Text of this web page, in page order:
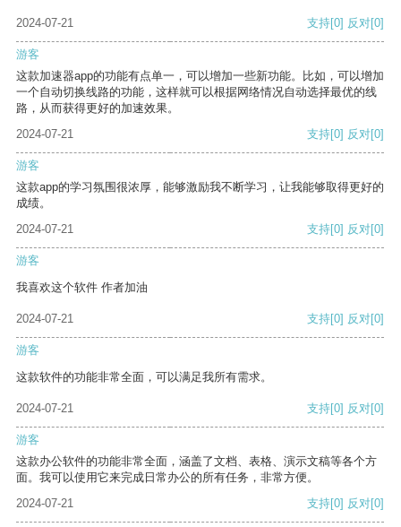
2024-07-21 支持[0] 反对[0]
游客
这款加速器app的功能有点单一，可以增加一些新功能。比如，可以增加
一个自动切换线路的功能，这样就可以根据网络情况自动选择最优的线
路，从而获得更好的加速效果。
2024-07-21
支持[0] 反对[0]
游客
这款app的学习氛围很浓厚，能够激励我不断学习，让我能够取得更好的
成绩。
2024-07-21
支持[0] 反对[0]
游客
我喜欢这个软件 作者加油
2024-07-21 支持[0] 反对[0]
游客
这款软件的功能非常全面，可以满足我所有需求。
2024-07-21 支持[0] 反对[0]
游客
这款办公软件的功能非常全面，涵盖了文档、表格、演示文稿等各个方
面。我可以使用它来完成日常办公的所有任务，非常方便。
2024-07-21
支持[0] 反对[0]